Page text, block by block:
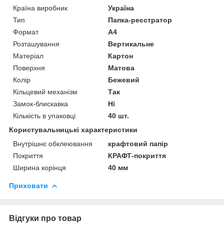
Країна виробник
Україна
Тип
Папка-реєстратор
Формат
A4
Розташування
Вертикальне
Матеріал
Картон
Поверхня
Матова
Колір
Бежевий
Кільцевий механізм
Так
Замок-блискавка
Ні
Кількість в упаковці
40 шт.
Користувальницькі характеристики
Внутрішнє обклеювання
крафтовий папір
Покриття
КРАФТ-покриття
Ширина корінця
40 мм
Приховати
Відгуки про товар